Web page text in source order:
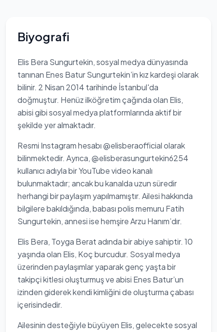
Biyografi
Elis Bera Sungurtekin, sosyal medya dünyasında
tanınan Enes Batur Sungurtekin’in kız kardeşi olarak
bilinir. 2 Nisan 2014 tarihinde İstanbul'da
doğmuştur. Henüz ilköğretim çağında olan Elis,
abisi gibi sosyal medya platformlarında aktif bir
şekilde yer almaktadır.
Resmi Instagram hesabı @elisberaofficial olarak
bilinmektedir. Ayrıca, @elisberasungurtekin6254
kullanıcı adıyla bir YouTube video kanalı
bulunmaktadır; ancak bu kanalda uzun süredir
herhangi bir paylaşım yapılmamıştır. Ailesi hakkında
bilgilere bakıldığında, babası polis memuru Fatih
Sungurtekin, annesi ise hemşire Arzu Hanım’dır.
Elis Bera, Toyga Berat adında bir abiye sahiptir. 10
yaşında olan Elis, Koç burcudur. Sosyal medya
üzerinden paylaşımlar yaparak genç yaşta bir
takipçi kitlesi oluşturmuş ve abisi Enes Batur’un
izinden giderek kendi kimliğini de oluşturma çabası
içerisindedir.
Ailesinin desteğiyle büyüyen Elis, gelecekte sosyal